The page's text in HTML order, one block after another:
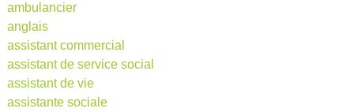
ambulancier
anglais
assistant commercial
assistant de service social
assistant de vie
assistante sociale